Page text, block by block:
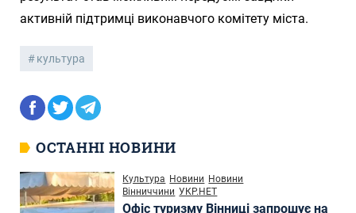
активній підтримці виконавчого комітету міста.
культура
ОСТАННІ НОВИНИ
Культура Новини Новини
Вінниччини УКР.НЕТ
Офіс туризму Вінниці запрошує на